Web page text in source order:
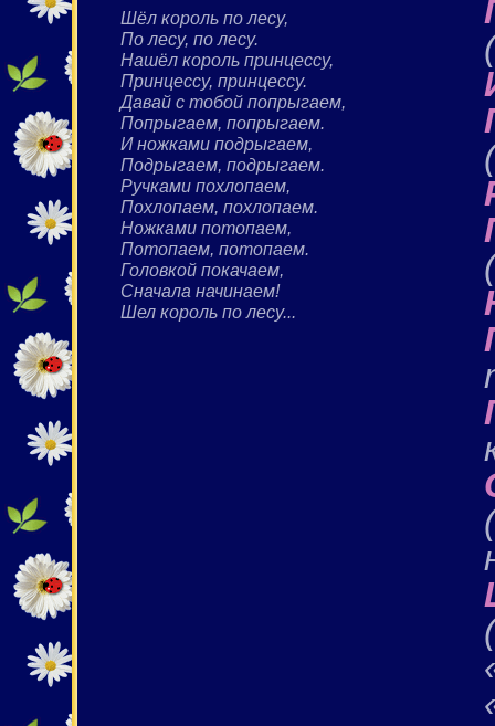
Шёл король по лесу,
По лесу, по лесу.
Нашёл король принцессу,
Принцессу, принцессу.
Давай с тобой попрыгаем,
Попрыгаем, попрыгаем.
И ножками подрыгаем,
Подрыгаем, подрыгаем.
Ручками похлопаем,
Похлопаем, похлопаем.
Ножками потопаем,
Потопаем, потопаем.
Головкой покачаем,
Сначала начинаем!
Шел король по лесу...